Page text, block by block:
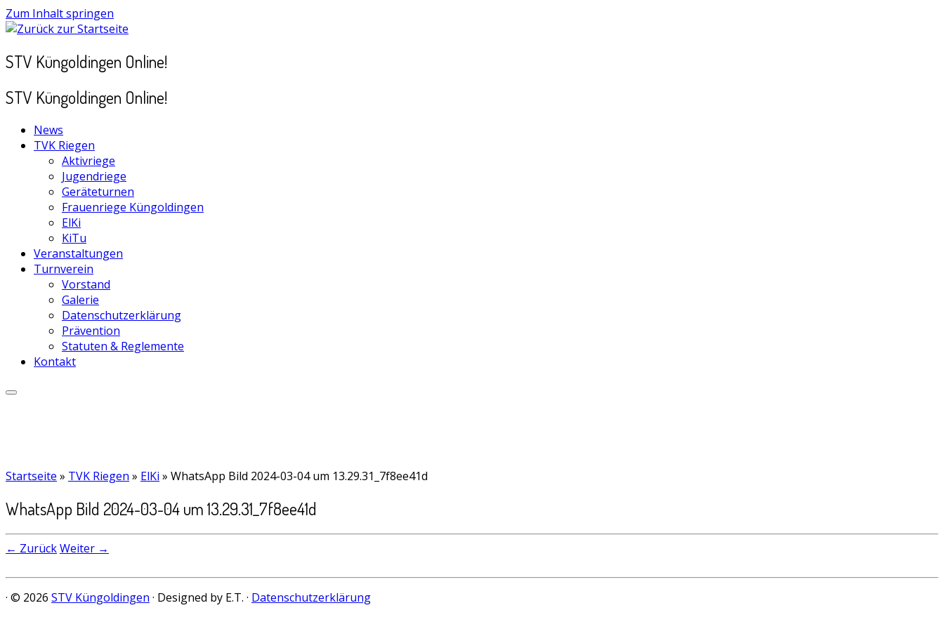
Zum Inhalt springen
STV Küngoldingen Online!
STV Küngoldingen Online!
News
TVK Riegen
Aktivriege
Jugendriege
Geräteturnen
Frauenriege Küngoldingen
ElKi
KiTu
Veranstaltungen
Turnverein
Vorstand
Galerie
Datenschutzerklärung
Prävention
Statuten & Reglemente
Kontakt
Startseite » TVK Riegen » ElKi » WhatsApp Bild 2024-03-04 um 13.29.31_7f8ee41d
WhatsApp Bild 2024-03-04 um 13.29.31_7f8ee41d
← ZurückWeiter →
· © 2026 STV Küngoldingen · Designed by E.T. · Datenschutzerklärung